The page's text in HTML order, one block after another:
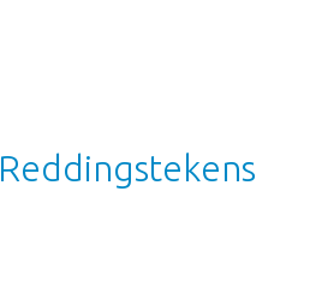
Reddingstekens